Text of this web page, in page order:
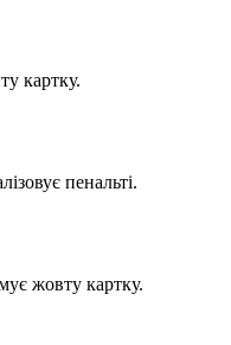
картку.
пенальті.
жовту картку.